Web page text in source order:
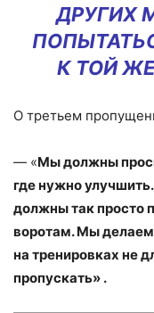
ДРУГИХ
К ТОЙ
О третьем
— «Мы должны
где нужно
должны так просто
воротам. Мы
на тренировках не
пропускать» .